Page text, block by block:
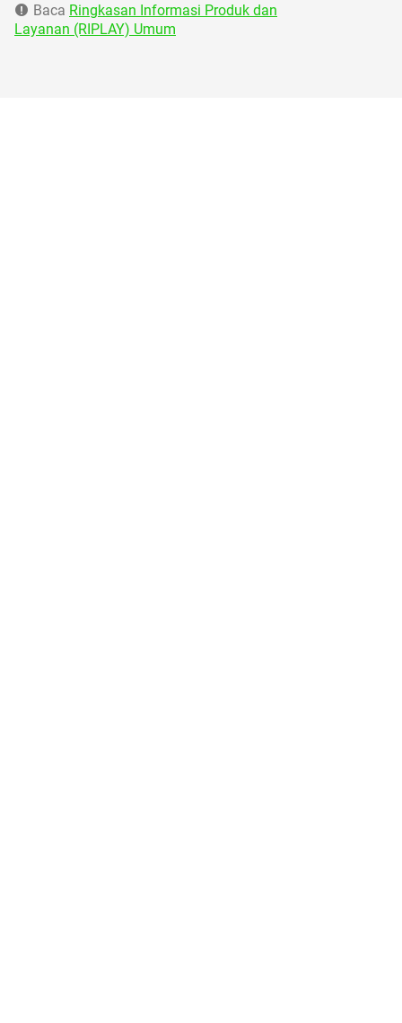
Baca Ringkasan Informasi Produk dan
Layanan (RIPLAY) Umum